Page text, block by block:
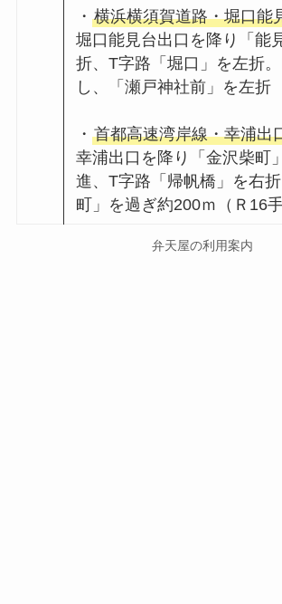
・横浜横須賀道路・堀口能
堀口能見台出口を降り「能
折、T字路「堀口」を左折
し、「瀬戸神社前」を左折
・首都高速湾岸線・幸浦出
幸浦出口を降り「金沢柴町
進、T字路「帰帆橋」を右
町」を過ぎ約200ｍ（Ｒ16手
弁天屋の利用案内